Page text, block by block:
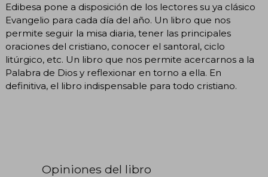
Edibesa pone a disposición de los lectores su ya clásico
Evangelio para cada día del año. Un libro que nos
permite seguir la misa diaria, tener las principales
oraciones del cristiano, conocer el santoral, ciclo
litúrgico, etc. Un libro que nos permite acercarnos a la
Palabra de Dios y reflexionar en torno a ella. En
definitiva, el libro indispensable para todo cristiano.
Opiniones del libro